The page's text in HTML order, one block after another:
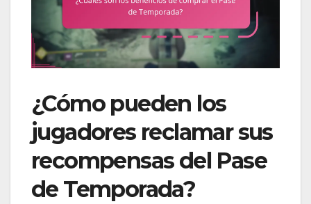
¿Cómo pueden los
jugadores reclamar sus
recompensas del Pase
de Temporada?